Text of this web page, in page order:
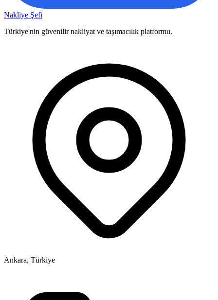
Nakliye Şefi
Türkiye'nin güvenilir nakliyat ve taşımacılık platformu.
Ankara, Türkiye